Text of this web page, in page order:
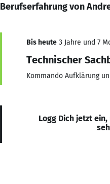
Berufserfahrung von
Bis heute 3 Jahre und 7
Technischer
Kommando Aufklärung
Logg Dich jetzt